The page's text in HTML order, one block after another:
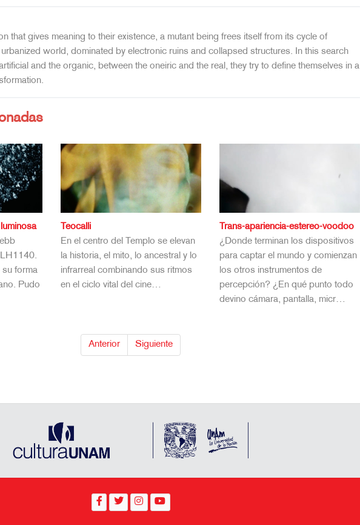
that gives meaning to their existence, a mutant being frees itself from its cycle of
world, dominated by electronic ruins and collapsed structures. In this search
and the organic, between the oneiric and the real, they try to define themselves in a
su forma
Pudo
Teocalli
En el centro del Templo se elevan
la historia, el mito, lo ancestral y lo
infrarreal combinando sus ritmos
en el ciclo vital del cine…
Trans-apariencia-estereo-voodoo
¿Donde terminan los dispositivos
para captar el mundo y comienzan
los otros instrumentos de
percepción? ¿En qué punto todo
devino cámara, pantalla, micr…
Anterior Siguiente